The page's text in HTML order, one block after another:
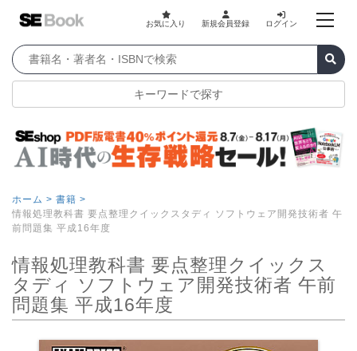
お気に入り 新規会員登録 ログイン
キーワードで探す
ホーム > 書籍 >
情報処理教科書 要点整理クイックスタディ ソフトウェア開発技術者 午
前問題集 平成16年度
情報処理教科書 要点整理クイックス
タディ ソフトウェア開発技術者 午前
問題集 平成16年度